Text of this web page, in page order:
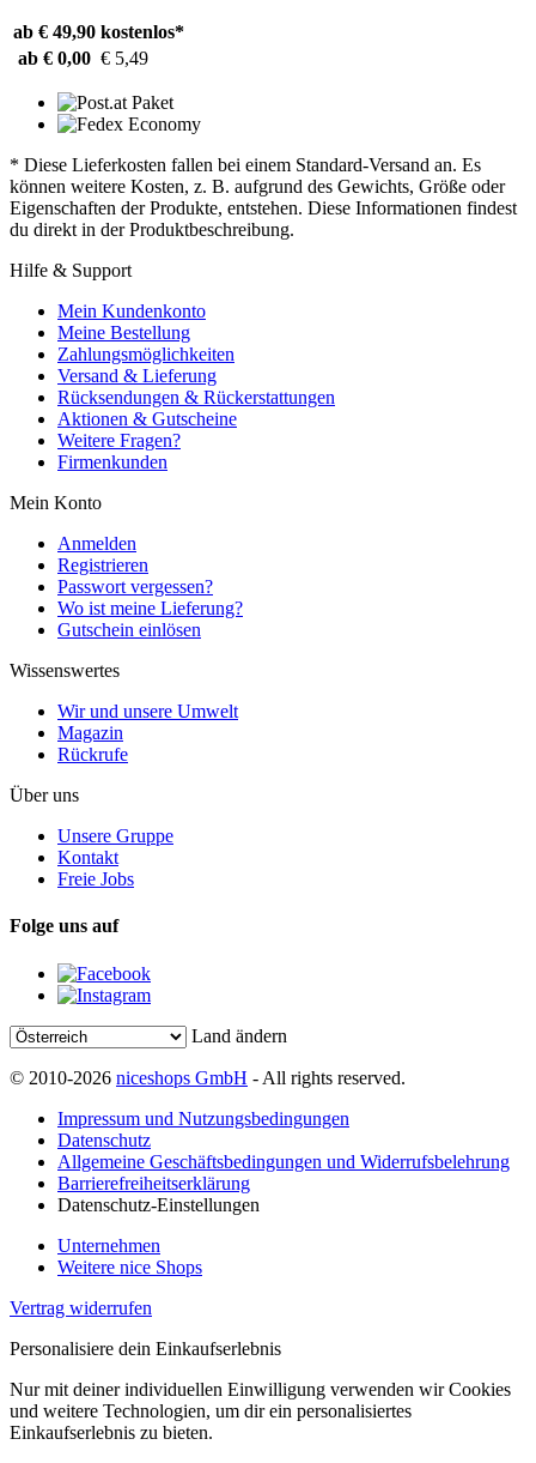
ab € 49,90 kostenlos*
ab € 0,00 € 5,49
* Diese Lieferkosten fallen bei einem Standard-Versand an. Es
können weitere Kosten, z. B. aufgrund des Gewichts, Größe oder
Eigenschaften der Produkte, entstehen. Diese Informationen findest
du direkt in der Produktbeschreibung.
Hilfe & Support
Mein Kundenkonto
Meine Bestellung
Zahlungsmöglichkeiten
Versand & Lieferung
Rücksendungen & Rückerstattungen
Aktionen & Gutscheine
Weitere Fragen?
Firmenkunden
Mein Konto
Anmelden
Registrieren
Passwort vergessen?
Wo ist meine Lieferung?
Gutschein einlösen
Wissenswertes
Wir und unsere Umwelt
Magazin
Rückrufe
Über uns
Unsere Gruppe
Kontakt
Freie Jobs
Folge uns auf
Land ändern
© 2010-2026 niceshops GmbH - All rights reserved.
Impressum und Nutzungsbedingungen
Datenschutz
Allgemeine Geschäftsbedingungen und Widerrufsbelehrung
Barrierefreiheitserklärung
Datenschutz-Einstellungen
Unternehmen
Weitere nice Shops
Vertrag widerrufen
Personalisiere dein Einkaufserlebnis
Nur mit deiner individuellen Einwilligung verwenden wir Cookies
und weitere Technologien, um dir ein personalisiertes
Einkaufserlebnis zu bieten.